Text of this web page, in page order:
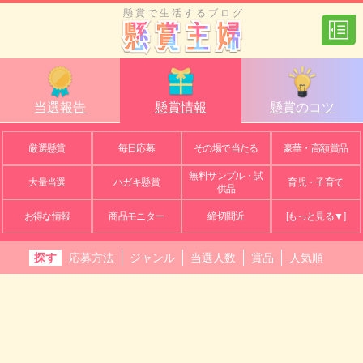
懸賞で生活するブログ
当選報告 懸賞情報 懸賞のコツ
厳選懸賞 毎日応募 その場で当たる 豪華・高額賞品
大量当選 ハガキ懸賞
無料サンプル・試
供品
育児・子育て
お得な情報 商品モニター 締切間近 [もっと見る▼]
探す 応募方法 ジャンル 当選人数 賞品 人気順